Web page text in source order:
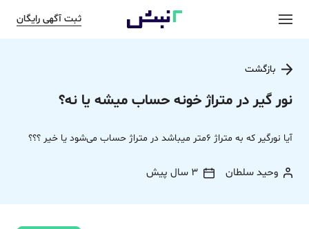
ثبت آگهی رایگان
بازگشت
نور گیر در متراژ خونه حساب میشه یا نه؟
آیا نورگیر که به متراژ 6متر میباشد در متراژ حساب می‌شود یا خیر ؟؟؟
وحید سلطان 3 سال پیش